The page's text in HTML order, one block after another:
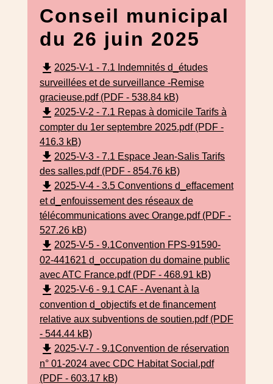
Conseil municipal
du 26 juin 2025
file_download 2025-V-1 - 7.1 Indemnités d_études
surveillées et de surveillance -Remise
gracieuse.pdf (PDF - 538.84 kB)
file_download 2025-V-2 - 7.1 Repas à domicile Tarifs à
compter du 1er septembre 2025.pdf (PDF -
416.3 kB)
file_download 2025-V-3 - 7.1 Espace Jean-Salis Tarifs
des salles.pdf (PDF - 854.76 kB)
file_download 2025-V-4 - 3.5 Conventions d_effacement
et d_enfouissement des réseaux de
télécommunications avec Orange.pdf (PDF -
527.26 kB)
file_download 2025-V-5 - 9.1Convention FPS-91590-
02-441621 d_occupation du domaine public
avec ATC France.pdf (PDF - 468.91 kB)
file_download 2025-V-6 - 9.1 CAF - Avenant à la
convention d_objectifs et de financement
relative aux subventions de soutien.pdf (PDF
- 544.44 kB)
file_download 2025-V-7 - 9.1Convention de réservation
n° 01-2024 avec CDC Habitat Social.pdf
(PDF - 603.17 kB)